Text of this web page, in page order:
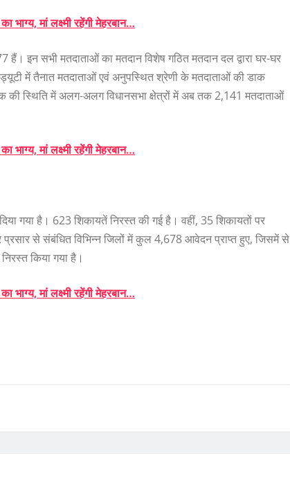
मां लक्ष्मी रहेंगी मेहरबान…
इन सभी मतदाताओं का मतदान विशेष गठित मतदान दल द्वारा घर-घर
ड्यूटी में तैनात मतदाताओं एवं अनुपस्थित श्रेणी के मतदाताओं की डाक
की स्थिति में अलग-अलग विधानसभा क्षेत्रों में अब तक 2,141 मतदाताओं
मां लक्ष्मी रहेंगी मेहरबान…
गया है। 623 शिकायतें निरस्त की गई है। वहीं, 35 शिकायतों पर
प्रसार से संबंधित विभिन्न जिलों में कुल 4,678 आवेदन प्राप्त हुए, जिसमें से
किया गया है।
मां लक्ष्मी रहेंगी मेहरबान…